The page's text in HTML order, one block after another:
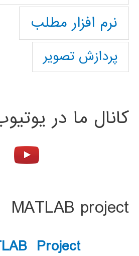
نرم افزار مطلب
پردازش تصویر
کانال ما در
MATLAB project
Project